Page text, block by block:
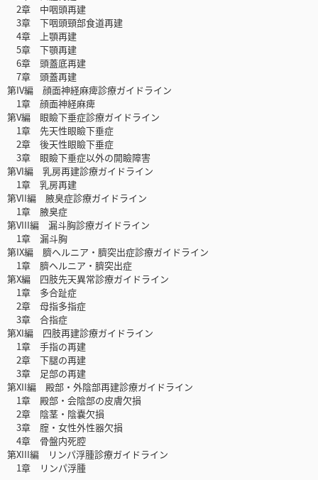
2章 中咽頭再建
3章 下咽頭頸部食道再建
4章 上顎再建
5章 下顎再建
6章 頭蓋底再建
7章 頭蓋再建
第IV編 顔面神経麻痺診療ガイドライン
1章 顔面神経麻痺
第V編 眼瞼下垂症診療ガイドライン
1章 先天性眼瞼下垂症
2章 後天性眼瞼下垂症
3章 眼瞼下垂症以外の開瞼障害
第VI編 乳房再建診療ガイドライン
1章 乳房再建
第VII編 腋臭症診療ガイドライン
1章 腋臭症
第VIII編 漏斗胸診療ガイドライン
1章 漏斗胸
第IX編 臍ヘルニア・臍突出症診療ガイドライン
1章 臍ヘルニア・臍突出症
第X編 四肢先天異常診療ガイドライン
1章 多合趾症
2章 母指多指症
3章 合指症
第XI編 四肢再建診療ガイドライン
1章 手指の再建
2章 下腿の再建
3章 足部の再建
第XII編 殿部・外陰部再建診療ガイドライン
1章 殿部・会陰部の皮膚欠損
2章 陰茎・陰嚢欠損
3章 腟・女性外性器欠損
4章 骨盤内死腔
第XIII編 リンパ浮腫診療ガイドライン
1章 リンパ浮腫